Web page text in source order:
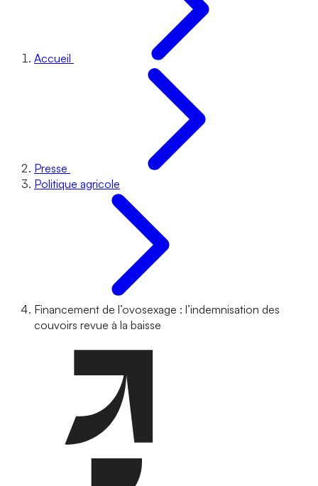
Accueil
Presse
Politique agricole
Financement de l’ovosexage : l’indemnisation des
couvoirs revue à la baisse